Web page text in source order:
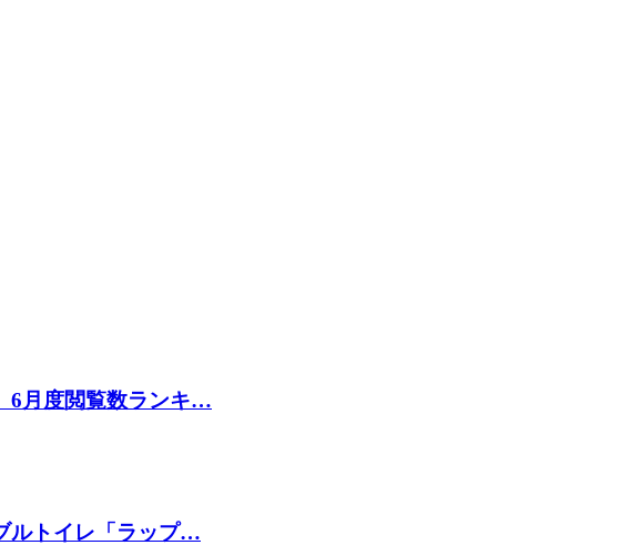
6月度閲覧数ランキ…
ルトイレ「ラップ…